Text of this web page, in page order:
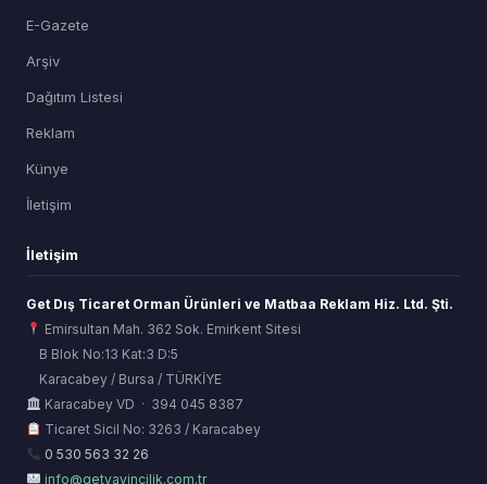
E-Gazete
Arşiv
Dağıtım Listesi
Reklam
Künye
İletişim
İletişim
Get Dış Ticaret Orman Ürünleri ve Matbaa Reklam Hiz. Ltd. Şti.
Emirsultan Mah. 362 Sok. Emirkent Sitesi
B Blok No:13 Kat:3 D:5
Karacabey / Bursa / TÜRKİYE
Karacabey VD · 394 045 8387
Ticaret Sicil No: 3263 / Karacabey
0 530 563 32 26
info@getyayincilik.com.tr
ORSİAD AI
Sektörel Hafıza Asistanı